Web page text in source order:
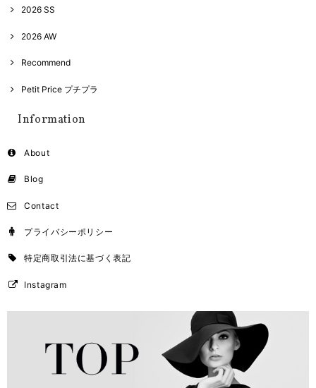
2026 SS
2026 AW
Recommend
Petit Price プチプラ
Information
About
Blog
Contact
プライバシーポリシー
特定商取引法に基づく表記
Instagram